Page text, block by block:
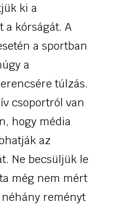
ki a
a kórságát. A
a sportban
a
túlzás.
csoportról van
hogy média
az
Ne becsüljük le
még nem mért
reményt